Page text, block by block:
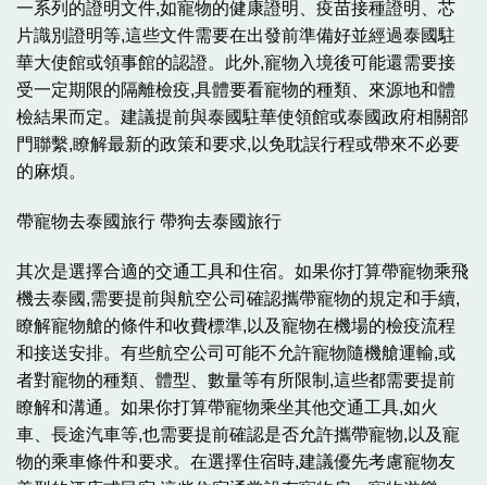
一系列的證明文件,如寵物的健康證明、疫苗接種證明、芯
片識別證明等,這些文件需要在出發前準備好並經過泰國駐
華大使館或領事館的認證。此外,寵物入境後可能還需要接
受一定期限的隔離檢疫,具體要看寵物的種類、來源地和體
檢結果而定。建議提前與泰國駐華使領館或泰國政府相關部
門聯繫,瞭解最新的政策和要求,以免耽誤行程或帶來不必要
的麻煩。
帶寵物去泰國旅行 帶狗去泰國旅行
其次是選擇合適的交通工具和住宿。如果你打算帶寵物乘飛
機去泰國,需要提前與航空公司確認攜帶寵物的規定和手續,
瞭解寵物艙的條件和收費標準,以及寵物在機場的檢疫流程
和接送安排。有些航空公司可能不允許寵物隨機艙運輸,或
者對寵物的種類、體型、數量等有所限制,這些都需要提前
瞭解和溝通。如果你打算帶寵物乘坐其他交通工具,如火
車、長途汽車等,也需要提前確認是否允許攜帶寵物,以及寵
物的乘車條件和要求。在選擇住宿時,建議優先考慮寵物友